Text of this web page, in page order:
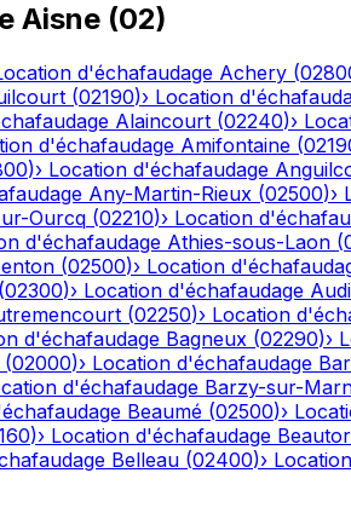
Aisne (02)
d'échafaudage Achery (
(02190)› Location
Alaincourt (02240)›
d'échafaudage Amifontaine (
)› Location d'échafaudage
Any-Martin-Rieux (02500)›
Ourcq (02210)› Location
d'échafaudage Athies-sous-Laon (
(02500)› Location
(02300)› Location d'échafaudage
(02250)› Location
d'échafaudage Bagneux (02290)›
(02000)› Location d'échafaudage
d'échafaudage Barzy-sur-
Beaumé (02500)›
)› Location d'échafaudage Beautor
Belleau (02400)›